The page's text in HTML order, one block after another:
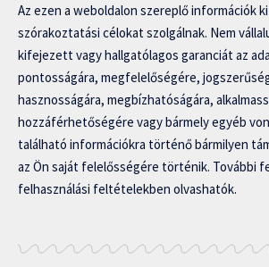
Az ezen a weboldalon szereplő információk
szórakoztatási célokat szolgálnak. Nem
kifejezett vagy hallgatólagos garanciát az
pontosságára, megfelelőségére,
hasznosságára, megbízhatóságára,
hozzáférhetőségére vagy bármely egyéb
található információkra történő bármilyen
az Ön saját felelősségére történik. További
felhasználási feltételekben olvashatók.